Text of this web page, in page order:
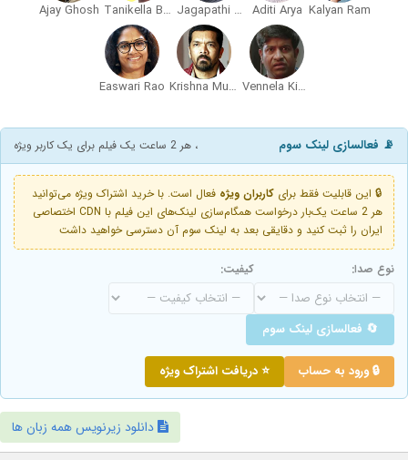
Kalyan Ram
Aditi Arya
Jagapathi Babu
Tanikella Bharani
Ajay Ghosh
Vennela Kishore
Krishna Murali Posani
Easwari Rao
📡 فعالسازی لینک سوم ، هر 2 ساعت یک فیلم برای یک کاربر ویژه
🔒 این قابلیت فقط برای کاربران ویژه فعال است. با خرید اشتراک ویژه می‌توانید
هر 2 ساعت یک‌بار درخواست همگام‌سازی لینک‌های این فیلم با CDN اختصاصی
ایران را ثبت کنید و دقایقی بعد به لینک سوم آن دسترسی خواهید داشت
نوع صدا: کیفیت:
🔄 فعالسازی لینک سوم
🔒 ورود به حساب ⭐ دریافت اشتراک ویژه
دانلود زیرنویس همه زبان ها